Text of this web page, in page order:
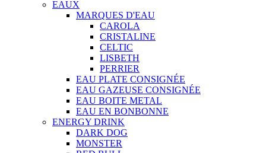
EAUX
MARQUES D'EAU
CAROLA
CRISTALINE
CELTIC
LISBETH
PERRIER
EAU PLATE CONSIGNÉE
EAU GAZEUSE CONSIGNÉE
EAU BOITE METAL
EAU EN BONBONNE
ENERGY DRINK
DARK DOG
MONSTER